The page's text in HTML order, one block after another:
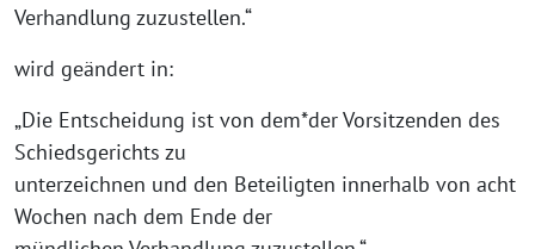
Verhandlung zuzustellen.“
wird geändert in:
„Die Entscheidung ist von dem*der Vorsitzenden des
Schiedsgerichts zu
unterzeichnen und den Beteiligten innerhalb von acht
Wochen nach dem Ende der